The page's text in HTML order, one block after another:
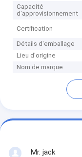
Capacité
d'approvisionnement
Certification
Détails d'emballage
Lieu d'origine
Nom de marque
Mr. jack